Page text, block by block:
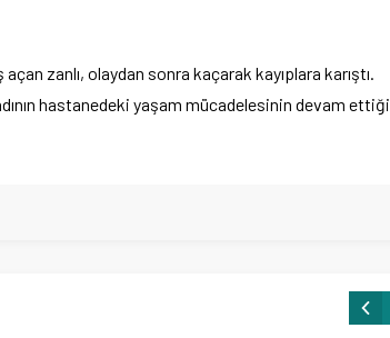
zanlı, olaydan sonra kaçarak kayıplara karıştı.
hastanedeki yaşam mücadelesinin devam ettiği